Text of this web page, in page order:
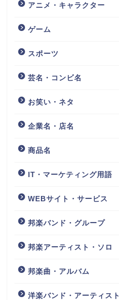
アニメ・キャラクター
ゲーム
スポーツ
芸名・コンビ名
お笑い・ネタ
企業名・店名
商品名
IT・マーケティング用語
WEBサイト・サービス
邦楽バンド・グループ
邦楽アーティスト・ソロ
邦楽曲・アルバム
洋楽バンド・アーティスト